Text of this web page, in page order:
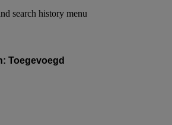
search history menu
Toegevoegd